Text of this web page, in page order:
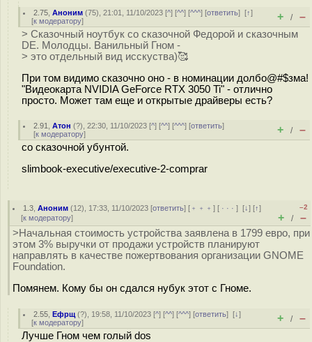
2.75 ,Аноним (75), 21:01, 11/10/2023 [^] [^^] [^^^] [ответить][↑]
[к модератору] + / –
> Сказочный ноутбук со сказочной Федорой и сказочным
DE. Молодцы. Ванильный Гном -
> это отдельный вид исскуства)🥰
При том видимо сказочно оно - в номинации долбо@#$зма!
"Видеокарта NVIDIA GeForce RTX 3050 Ti" - отлично
просто. Может там еще и открытые драйверы есть?
2.91 ,Атон (?), 22:30, 11/10/2023 [^] [^^] [^^^] [ответить]
[к модератору] + / –
со сказочной убунтой.
slimbook-executive/executive-2-comprar
1.3 ,Аноним (12), 17:33, 11/10/2023 [ответить] [ ﹢﹢﹢] [ · · ·][↓] [↑]
[к модератору]
–2
+ / –
>Начальная стоимость устройства заявлена в 1799 евро, при
этом 3% выручки от продажи устройств планируют
направлять в качестве пожертвования организации GNOME
Foundation.
Помянем. Кому бы он сдался нубук этот с Гноме.
2.55 ,Ефрщ (?), 19:58, 11/10/2023 [^] [^^] [^^^] [ответить][↓]
[к модератору] + / –
Лучше Гном чем голый dos